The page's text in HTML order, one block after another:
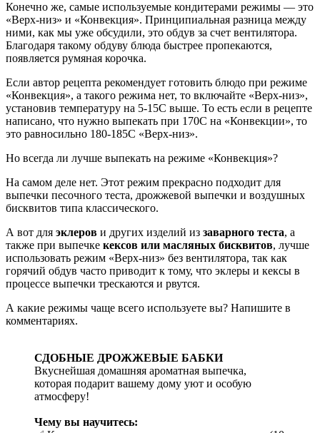
Конечно же, самые используемые кондитерами режимы — это
«Верх-низ» и «Конвекция». Принципиальная разница между
ними, как мы уже обсудили, это обдув за счет вентилятора.
Благодаря такому обдуву блюда быстрее пропекаются,
появляется румяная корочка.
Если автор рецепта рекомендует готовить блюдо при режиме
«Конвекция», а такого режима нет, то включайте «Верх-низ»,
установив температуру на 5-15С выше. То есть если в рецепте
написано, что нужно выпекать при 170С на «Конвекции», то
это равносильно 180-185С «Верх-низ».
Но всегда ли лучше выпекать на режиме «Конвекция»?
На самом деле нет. Этот режим прекрасно подходит для
выпечки песочного теста, дрожжевой выпечки и воздушных
бисквитов типа классического.
А вот для эклеров и других изделий из заварного теста, а
также при выпечке кексов или масляных бисквитов, лучше
использовать режим «Верх-низ» без вентилятора, так как
горячий обдув часто приводит к тому, что эклеры и кексы в
процессе выпечки трескаются и рвутся.
А какие режимы чаще всего используете вы? Напишите в
комментариях.
СДОБНЫЕ ДРОЖЖЕВЫЕ БАБКИ
Вкуснейшая домашняя ароматная выпечка,
которая подарит вашему дому уют и особую
атмосферу!
Чему вы научитесь: